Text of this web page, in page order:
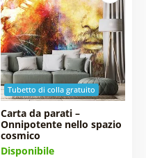
Tubetto di colla gratuito
Carta da parati –
Onnipotente nello spazio
cosmico
Disponibile